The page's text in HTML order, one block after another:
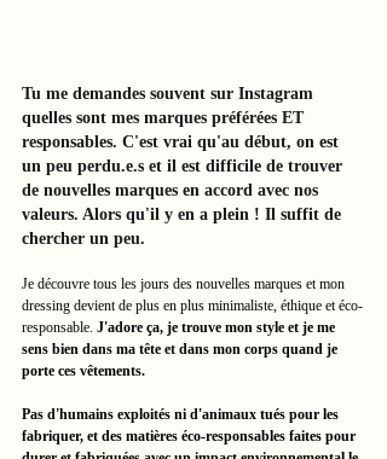
Tu me demandes souvent sur Instagram
quelles sont mes marques préférées ET
responsables. C'est vrai qu'au début, on est
un peu perdu.e.s et il est difficile de trouver
de nouvelles marques en accord avec nos
valeurs. Alors qu'il y en a plein ! Il suffit de
chercher un peu.
Je découvre tous les jours des nouvelles marques et mon
dressing devient de plus en plus minimaliste, éthique et éco-
responsable. J'adore ça, je trouve mon style et je me
sens bien dans ma tête et dans mon corps quand je
porte ces vêtements.
Pas d'humains exploités ni d'animaux tués pour les
fabriquer, et des matières éco-responsables faites pour